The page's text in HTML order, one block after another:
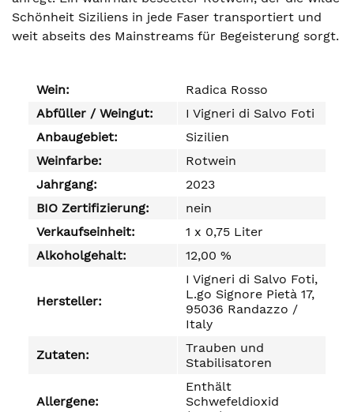
Schönheit Siziliens in jede Faser transportiert und
weit abseits des Mainstreams für Begeisterung sorgt.
Wein:
Radica Rosso
Abfüller / Weingut:
I Vigneri di Salvo Foti
Anbaugebiet:
Sizilien
Weinfarbe:
Rotwein
Jahrgang:
2023
BIO Zertifizierung:
nein
Verkaufseinheit:
1 x 0,75 Liter
Alkoholgehalt:
12,00 %
Hersteller:
I Vigneri di Salvo Foti,
L.go Signore Pietà 17,
95036 Randazzo /
Italy
Zutaten:
Trauben und
Stabilisatoren
Allergene:
Enthält
Schwefeldioxid